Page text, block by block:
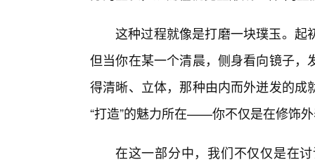
这种过程就像是打磨一块璞玉。起
但当你在某一个清晨，侧身看向镜子
得清晰、立体，那种由内而外迸发的
“打造”的魅力所在——你不仅是在修饰
在这一部分中，我们不仅仅是在